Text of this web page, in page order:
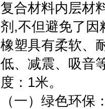
复合材料内层材
剂,不但避免了因
橡塑具有柔软、
低、减震、吸音
度：1米。
（一）绿色环